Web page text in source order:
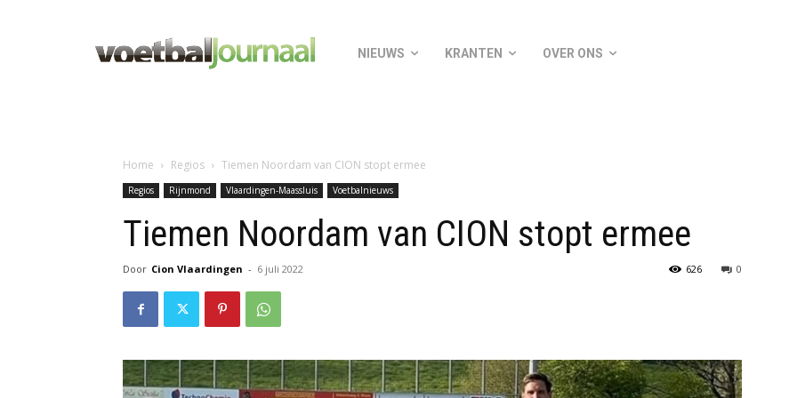
NIEUWS KRANTEN OVER ONS
Home Regios Tiemen Noordam van CION stopt ermee
Regios Rijnmond Vlaardingen-Maassluis Voetbalnieuws
Tiemen Noordam van CION stopt ermee
Door Cion Vlaardingen - 6 juli 2022 0
626